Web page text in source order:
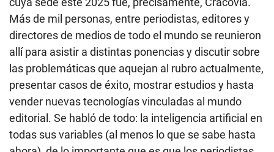
Más de mil personas, entre periodistas, editores y
directores de medios de todo el mundo se reunieron
allí para asistir a distintas ponencias y discutir sobre
las problemáticas que aquejan al rubro actualmente,
presentar casos de éxito, mostrar estudios y hasta
vender nuevas tecnologías vinculadas al mundo
editorial. Se habló de todo: la inteligencia artificial en
todas sus variables (al menos lo que se sabe hasta